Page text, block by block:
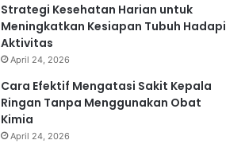
Strategi Kesehatan Harian untuk
Meningkatkan Kesiapan Tubuh Hadapi
Aktivitas
April 24, 2026
Cara Efektif Mengatasi Sakit Kepala
Ringan Tanpa Menggunakan Obat
Kimia
April 24, 2026